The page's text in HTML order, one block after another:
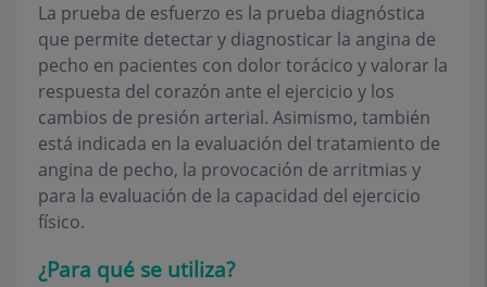
La prueba de esfuerzo es la prueba diagnóstica
que permite detectar y diagnosticar la angina de
pecho en pacientes con dolor torácico y valorar la
respuesta del corazón ante el ejercicio y los
cambios de presión arterial. Asimismo, también
está indicada en la evaluación del tratamiento de
angina de pecho, la provocación de arritmias y
para la evaluación de la capacidad del ejercicio
físico.
¿Para qué se utiliza?